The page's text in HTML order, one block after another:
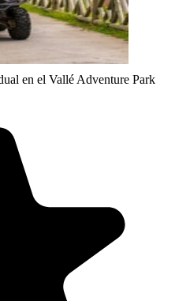
en el Vallé Adventure Park